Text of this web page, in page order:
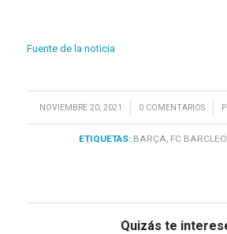
Fuente de la noticia
NOVIEMBRE 20, 2021
/ 0 COMENTARIOS
/
ETIQUETAS: BARÇA FC
Quizás te